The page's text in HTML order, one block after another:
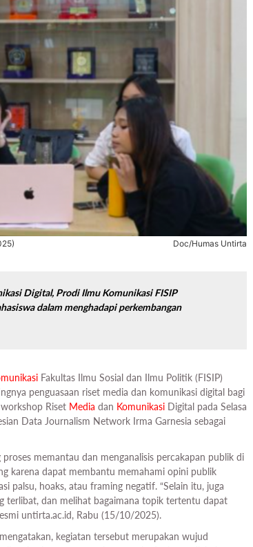
Doc/Humas Untirta
Digital, Prodi Ilmu Komunikasi FISIP
dalam menghadapi perkembangan
Fakultas Ilmu Sosial dan Ilmu Politik (FISIP)
penguasaan riset media dan komunikasi digital bagi
Riset Media dan Komunikasi Digital pada Selasa
Data Journalism Network Irma Garnesia sebagai
memantau dan menganalisis percakapan publik di
karena dapat membantu memahami opini publik
palsu, hoaks, atau framing negatif. “Selain itu, juga
terlibat, dan melihat bagaimana topik tertentu dapat
untirta.ac.id, Rabu (15/10/2025).
kegiatan tersebut merupakan wujud